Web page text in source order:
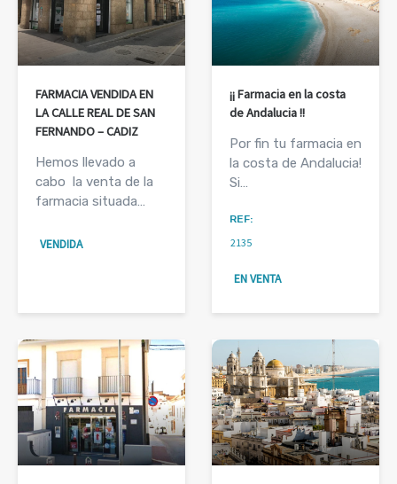
FARMACIA VENDIDA EN
LA CALLE REAL DE SAN
FERNANDO – CADIZ
Hemos llevado a
cabo la venta de la
farmacia situada…
VENDIDA
¡¡ Farmacia en la costa
de Andalucia !!
Por fin tu farmacia en
la costa de Andalucia!
Si…
REF:
2135
EN VENTA